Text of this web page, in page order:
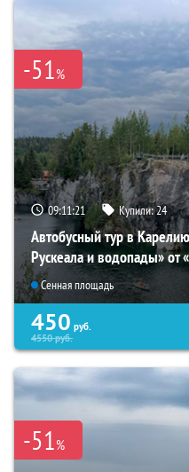
-51%
09:11:20 Купили:24
Автобусный тур в
Рускеала и водопады» от
Сенная площадь
450 руб.
4550руб.
-51%